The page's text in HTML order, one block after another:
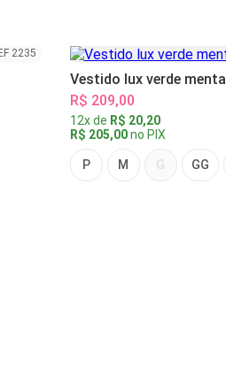
2235
Vestido lux verde menta
R$ 209,00
12x de R$ 20,20
R$ 205,00no PIX
P M G GG